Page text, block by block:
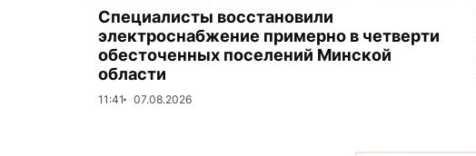
Специалисты восстановили
электроснабжение примерно в четверти
обесточенных поселений Минской
области
11:41 07.08.2026